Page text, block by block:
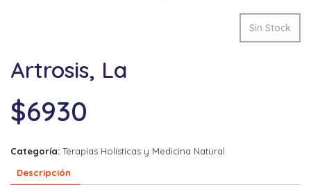
Sin Stock
Artrosis, La
$6930
Categoría: Terapias Holísticas y Medicina Natural
Descripción